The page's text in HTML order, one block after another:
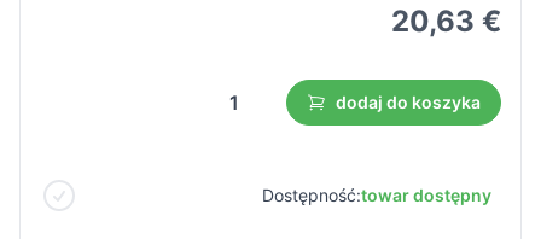
20,63 €
dodaj do koszyka
Dostępność:towar dostępny